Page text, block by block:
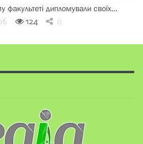
факультеті дипломували своїх…
124 0